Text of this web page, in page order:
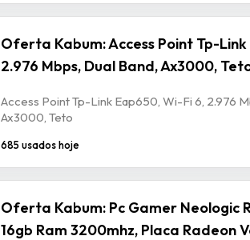
Oferta Kabum: Access Point Tp-
2.976 Mbps, Dual Band, Ax3000,
Access Point Tp-Link Eap650, Wi-Fi 6, 2.976
Ax3000, Teto
685 usados hoje
Oferta Kabum: Pc Gamer Neologic
16gb Ram 3200mhz, Placa Radeon